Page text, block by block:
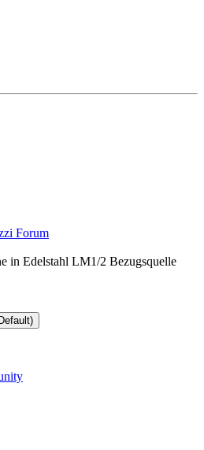
Forum
in Edelstahl LM1/2 Bezugsquelle